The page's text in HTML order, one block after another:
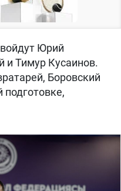
Юрий
и Тимур Кусаинов.
Боровский